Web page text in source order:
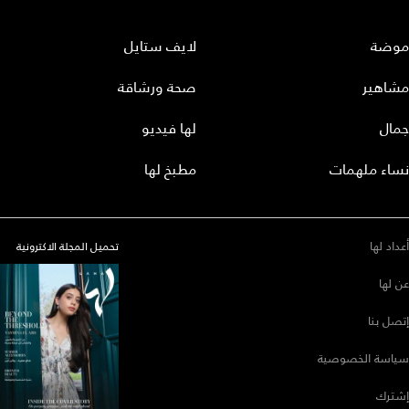
موضة
مشاهير
جمال
نساء ملهمات
لايف ستايل
صحة ورشاقة
لها فيديو
مطبخ لها
أعداد لها
عن لها
إتصل بنا
سياسة الخصوصية
إشترك
تحميل المجلة الاكترونية